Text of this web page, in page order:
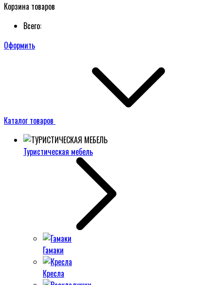
Корзина товаров
Всего:
Оформить
Каталог товаров
Туристическая мебель
Гамаки
Кресла